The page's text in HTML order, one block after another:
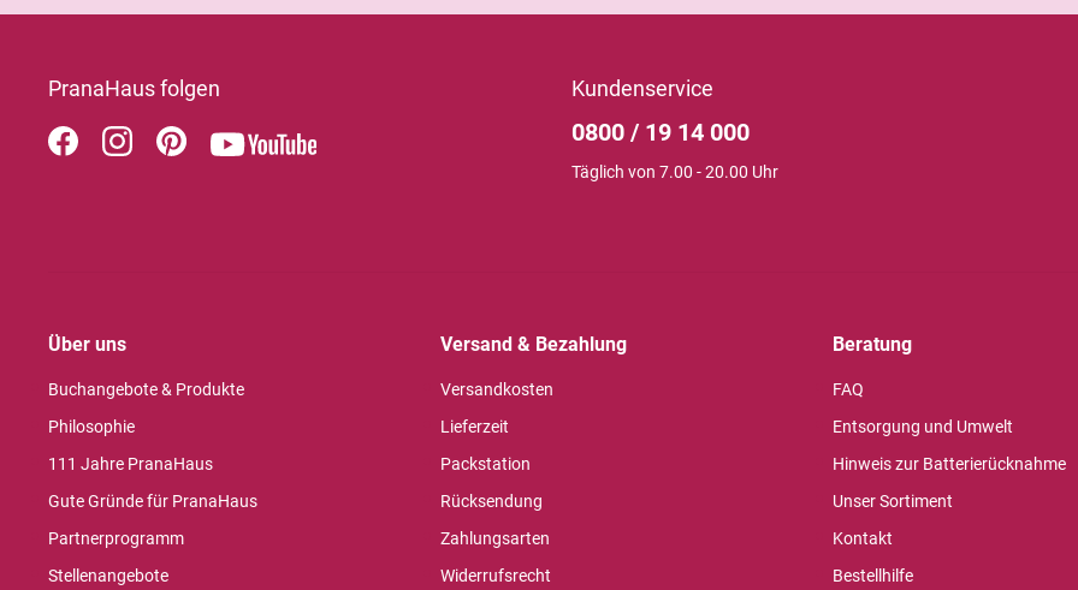
PranaHaus folgen Kundenservice
0800 / 19 14 000
Täglich von 7.00 - 20.00 Uhr
Über uns
Buchangebote & Produkte
Philosophie
111 Jahre PranaHaus
Gute Gründe für PranaHaus
Partnerprogramm
Stellenangebote
Versand & Bezahlung
Versandkosten
Lieferzeit
Packstation
Rücksendung
Zahlungsarten
Widerrufsrecht
Beratung
FAQ
Entsorgung und Umwelt
Hinweis zur Batterierücknahme
Unser Sortiment
Kontakt
Bestellhilfe